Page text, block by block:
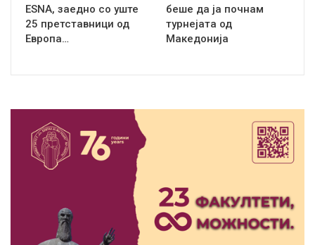
ЕSNA, заедно со уште
25 претставници од
Европа…
беше да ја почнам
турнејата од
Македонија